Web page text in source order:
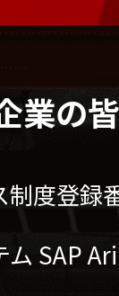
業の
制度登録
ム SAP